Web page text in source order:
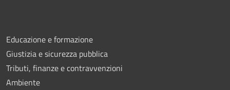
Educazione e formazione
Giustizia e sicurezza pubblica
Tributi, finanze e contravvenzioni
Ambiente